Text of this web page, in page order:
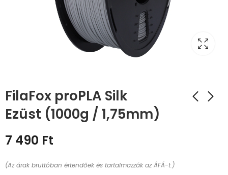
FilaFox proPLA Silk
Ezüst (1000g / 1,75mm)
7 490 Ft
(Az árak bruttóban értendőek és tartalmazzák az ÁFÁ-t.)